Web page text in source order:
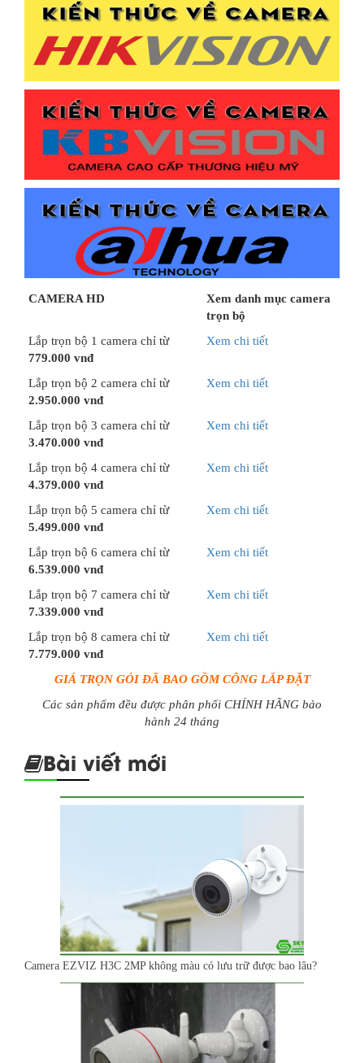
CAMERA HD
Xem danh mục camera
trọn bộ
Lắp trọn bộ 1 camera chỉ từ
779.000 vnđ
Xem chi tiết
Lắp trọn bộ 2 camera chỉ từ
2.950.000 vnđ
Xem chi tiết
Lắp trọn bộ 3 camera chỉ từ
3.470.000 vnđ
Xem chi tiết
Lắp trọn bộ 4 camera chỉ từ
4.379.000 vnđ
Xem chi tiết
Lắp trọn bộ 5 camera chỉ từ
5.499.000 vnđ
Xem chi tiết
Lắp trọn bộ 6 camera chỉ từ
6.539.000 vnđ
Xem chi tiết
Lắp trọn bộ 7 camera chỉ từ
7.339.000 vnđ
Xem chi tiết
Lắp trọn bộ 8 camera chỉ từ
7.779.000 vnđ
Xem chi tiết
GIÁ TRỌN GÓI ĐÃ BAO GỒM CÔNG LẮP ĐẶT
Các sản phẩm đều được phân phối CHÍNH HÃNG bảo
hành 24 tháng
Bài viết mới
Camera EZVIZ H3C 2MP không màu có lưu trữ được bao lâu?